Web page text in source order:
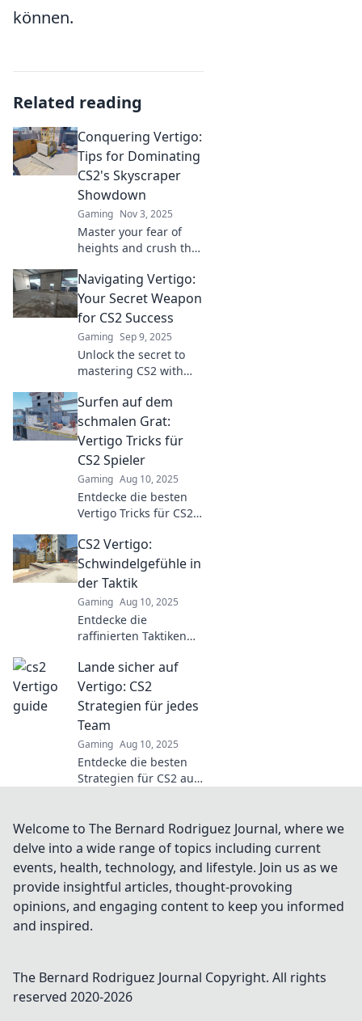
können.
Related reading
Conquering Vertigo:
Tips for Dominating
CS2's Skyscraper
Showdown
Gaming Nov 3, 2025
Master your fear of
heights and crush the
essential tips to
dominate CS2's
Skyscraper Showdown
and elevate your
gameplay.
Navigating Vertigo:
Your Secret Weapon
for CS2 Success
Gaming Sep 9, 2025
Unlock the secret to
mastering CS2 with
navigating vertigo!
Achieve success and
dominate the game
today!
Surfen auf dem
schmalen Grat:
Vertigo Tricks für
CS2 Spieler
Gaming Aug 10, 2025
Entdecke die besten
Vertigo Tricks für CS2
das Surfen auf dem
schmalen Grat. Werde
zum Pro und
dominiere das Spiel!
CS2 Vertigo:
Schwindelgefühle in
der Taktik
Gaming Aug 10, 2025
Entdecke die
raffinierten Taktiken
und lerne, deine
Gegner mit Köpfchen
auszutricksen!
Lande sicher auf
Vertigo: CS2
Strategien für jedes
Team
Gaming Aug 10, 2025
Entdecke die besten
Strategien für CS2 auf
Team zum Sieg. Tipps,
Tricks und mehr
warten auf dich!
Welcome to The Bernard Rodriguez Journal, where we
delve into a wide range of topics including current
events, health, technology, and lifestyle. Join us as we
provide insightful articles, thought-provoking
opinions, and engaging content to keep you informed
and inspired.
The Bernard Rodriguez Journal Copyright. All rights
reserved 2020-2026